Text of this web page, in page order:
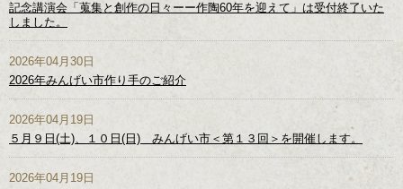
記念講演会「蒐集と創作の日々ーー作陶60年を迎えて」は受付終了いた
しました。
2026年04月30日
2026年みんげい市作り手のご紹介
2026年04月19日
５月９日(土)、１０日(日) みんげい市＜第１３回＞を開催します。
2026年04月19日